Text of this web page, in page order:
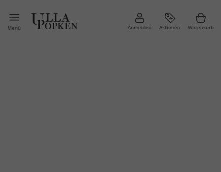
Menü Anmelden Aktionen Warenkorb